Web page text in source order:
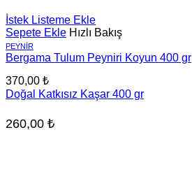
İstek Listeme Ekle
Sepete Ekle Hızlı Bakış
PEYNIR
Bergama Tulum Peyniri Koyun 400 gr
370,00 ₺
Doğal Katkısız Kaşar 400 gr
260,00 ₺